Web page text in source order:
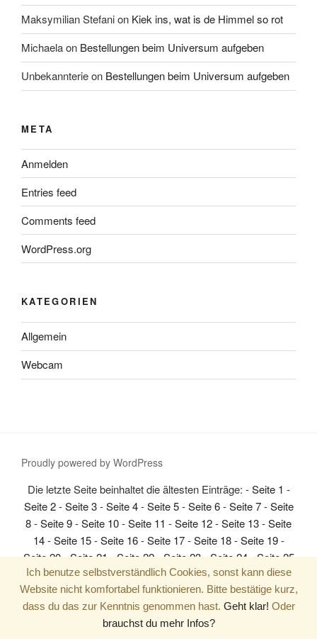
Maksymilian Stefanion Kiek ins, wat is de Himmel so rot
Michaelaon Bestellungen beim Universum aufgeben
Unbekannterieon Bestellungen beim Universum aufgeben
META
Anmelden
Entries feed
Comments feed
WordPress.org
KATEGORIEN
Allgemein
Webcam
Proudly powered by WordPress
Die letzte Seite beinhaltet die ältesten Einträge: -Seite 1 -
Seite 2-Seite 3-Seite 4-Seite 5-Seite 6-Seite 7-Seite
8-Seite 9-Seite 10-Seite 11 -Seite 12-Seite 13-Seite
14-Seite 15-Seite 16-Seite 17-Seite 18-Seite 19-
Seite 20-Seite 21-Seite 22-Seite 23-Seite 24-Seite 25
-Seite 26-Seite 27-Seite 28-Seite 29 -Seite 30-Seite
31-Seite 32-Seite 33-Seite 34-Seite 35-Seite 36-
Seite 37-Seite 38-Seite 39-Seite 40-Seite 41 -Seite 42
Seite 44-Seite 45-Seite 46-
Ich benutze selbstverständlich Cookies, sonst kann diese
Website nicht komfortabel funktionieren. Bitte bestätige kurz,
dass du das zur Kenntnis genommen hast. Geht klar! Oder
brauchst du mehr Infos?